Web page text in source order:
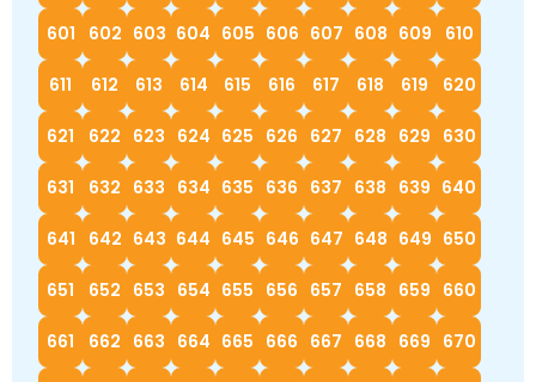
601 602 603 604 605 606 607 608 609 610
611 612 613 614 615 616 617 618 619 620
621 622 623 624 625 626 627 628 629 630
631 632 633 634 635 636 637 638 639 640
641 642 643 644 645 646 647 648 649 650
651 652 653 654 655 656 657 658 659 660
661 662 663 664 665 666 667 668 669 670